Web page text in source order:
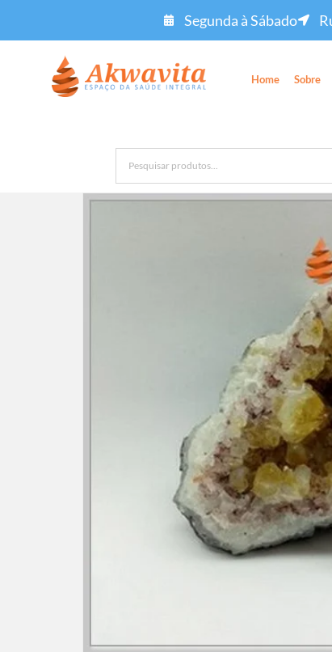
Segunda à Sábado
Home Sobre